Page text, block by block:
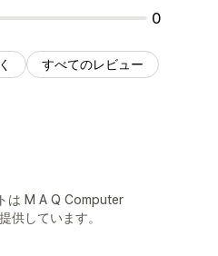
0
すべてのレビュー
は M A Q Computer
供しています。